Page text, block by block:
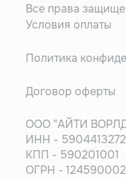
Все права
Условия оплаты
Политика
Договор оферты
ООО "АЙТИ
ИНН - 5904413272
КПП - 590201001
ОГРН -